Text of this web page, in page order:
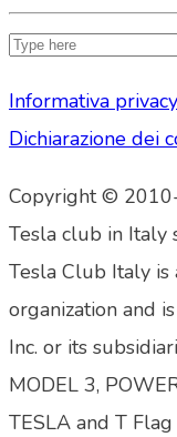
Informativa
Dichiarazione dei
Copyright ©
Tesla club in Italy
Tesla Club Italy is
organization and
Inc. or its
MODEL 3,
TESLA and T